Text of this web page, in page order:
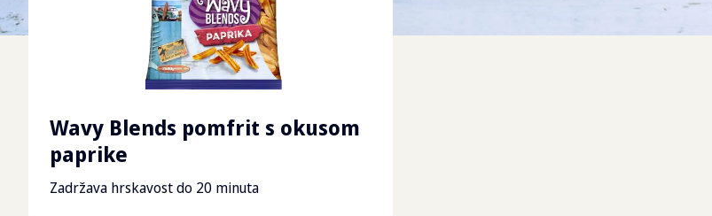
Wavy Blends pomfrit s okusom
paprike
Zadržava hrskavost do 20 minuta